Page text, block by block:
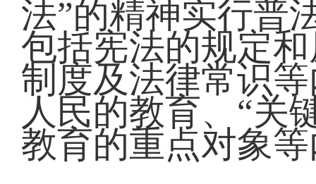
法”的精神实行普
包括宪法的规定
制度及法律常识
人民的教育、“关
教育的重点对象